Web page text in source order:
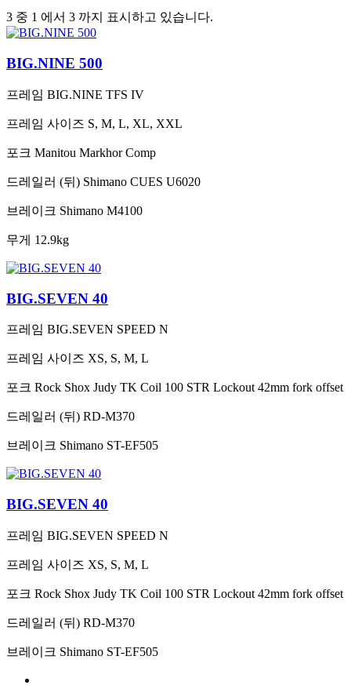
3 중 1 에서 3 까지 표시하고 있습니다.
BIG.NINE 500
프레임 BIG.NINE TFS IV
프레임 사이즈 S, M, L, XL, XXL
포크 Manitou Markhor Comp
드레일러 (뒤) Shimano CUES U6020
브레이크 Shimano M4100
무게 12.9kg
BIG.SEVEN 40
프레임 BIG.SEVEN SPEED N
프레임 사이즈 XS, S, M, L
포크 Rock Shox Judy TK Coil 100 STR Lockout 42mm fork offset
드레일러 (뒤) RD-M370
브레이크 Shimano ST-EF505
BIG.SEVEN 40
프레임 BIG.SEVEN SPEED N
프레임 사이즈 XS, S, M, L
포크 Rock Shox Judy TK Coil 100 STR Lockout 42mm fork offset
드레일러 (뒤) RD-M370
브레이크 Shimano ST-EF505